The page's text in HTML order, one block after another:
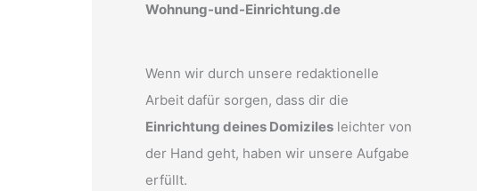
Wohnung-und-Einrichtung.de
Wenn wir durch unsere redaktionelle
Arbeit dafür sorgen, dass dir die
Einrichtung deines Domiziles leichter von
der Hand geht, haben wir unsere Aufgabe
erfüllt.